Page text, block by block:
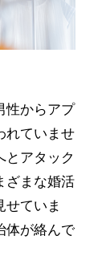
性からアプ
れていませ
とアタック
ざまな婚活
せていま
体が絡んで